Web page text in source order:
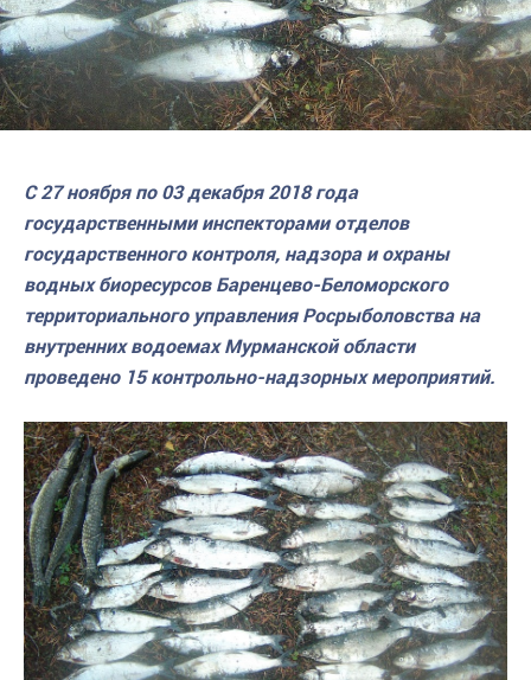
С 27 ноября по 03 декабря 2018 года
государственными инспекторами отделов
государственного контроля, надзора и охраны
водных биоресурсов Баренцево-Беломорского
территориального управления Росрыболовства на
внутренних водоемах Мурманской области
проведено 15 контрольно-надзорных мероприятий.